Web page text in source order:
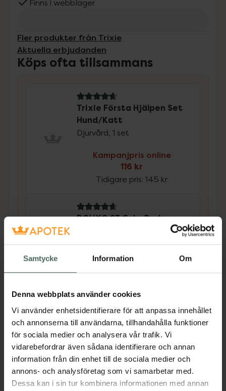
Samtycke Information Om
Denna webbplats använder cookies
Vi använder enhetsidentifierare för att anpassa innehållet
och annonserna till användarna, tillhandahålla funktioner
för sociala medier och analysera vår trafik. Vi
vidarebefordrar även sådana identifierare och annan
information från din enhet till de sociala medier och
annons- och analysföretag som vi samarbetar med.
Dessa kan i sin tur kombinera informationen med annan
Finns i webblager
Fler produkter från Trixie
Aktuella erbjudanden
Köps ofta tillsammans
4.8 av 5 i omdöme
Trixie Första Hjälpen Set
Hund/Katt
Djurvård, 1 set
Kampanjpris online
116 kr
Tidigare pris:145 kr
4.8 av 5 i omdöme
DOUXO S3 Calm Pads
Pris online
159 kr
Beskrivning Dölj
Första hjälpen set. Materialet är utvalt för att
man på bästa sätt ska kunna hantera de